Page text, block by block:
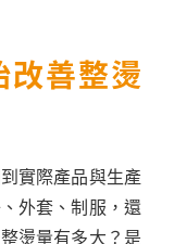
改善整燙
實際產品與生產
外套、制服，還
燙量有多大？是